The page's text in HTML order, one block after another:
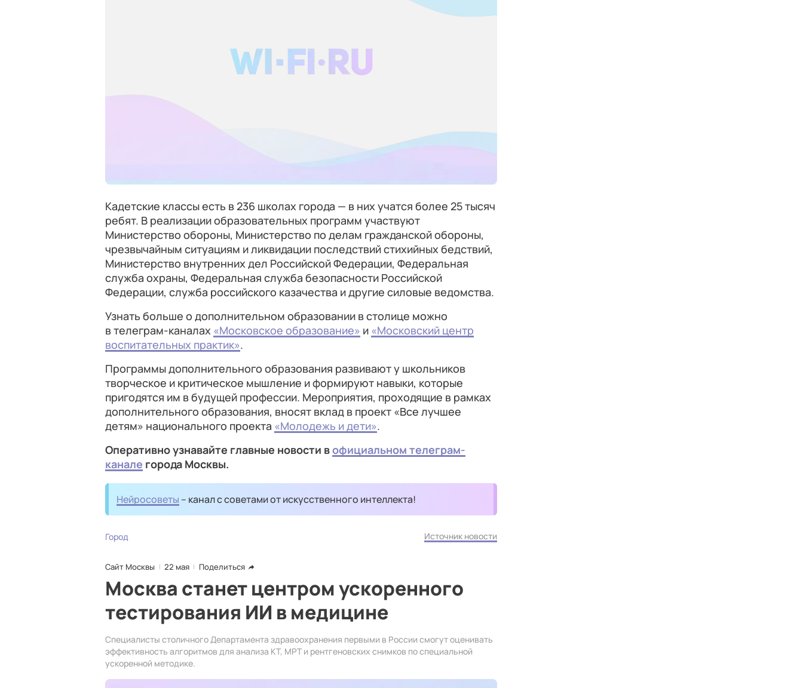
Кадетские классы есть в 236 школах города — в них учатся более 25 тысяч
ребят. В реализации образовательных программ участвуют
Министерство обороны, Министерство по делам гражданской обороны,
чрезвычайным ситуациям и ликвидации последствий стихийных бедствий,
Министерство внутренних дел Российской Федерации, Федеральная
служба охраны, Федеральная служба безопасности Российской
Федерации, служба российского казачества и другие силовые ведомства.
Узнать больше о дополнительном образовании в столице можно
в телеграм-каналах «Московское образование» и «Московский центр
воспитательных практик».
Программы дополнительного образования развивают у школьников
творческое и критическое мышление и формируют навыки, которые
пригодятся им в будущей профессии. Мероприятия, проходящие в рамках
дополнительного образования, вносят вклад в проект «Все лучшее
детям» национального проекта «Молодежь и дети».
Оперативно узнавайте главные новости вофициальном телеграм-
канале города Москвы.
Нейросоветы – канал с советами от искусственного интеллекта!
Город Источник новости
Сайт Москвы 22 мая Поделиться
Москва станет центром ускоренного
тестирования ИИ в медицине
Специалисты столичного Департамента здравоохранения первыми в России смогут оценивать
эффективность алгоритмов для анализа КТ, МРТ и рентгеновских снимков по специальной
ускоренной методике.